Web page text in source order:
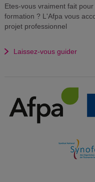
Etes-vous vraiment fait
formation ? L'Afpa vous
projet professionnel
Laissez-vous guider